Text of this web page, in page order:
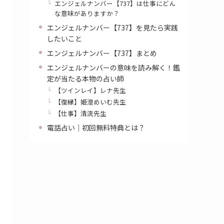
エンジェルナンバー【737】は仕事にどん
な意味がありますか？
エンジェルナンバー【737】を見たら実践
したいこと
エンジェルナンバー【737】まとめ
エンジェルナンバーの意味を読み解く！鑑
定が当たる本物の占い師
【ツインレイ】レナ先生
【復縁】姫澄めいむ先生
【仕事】清流先生
電話占い｜初回無料特典とは？